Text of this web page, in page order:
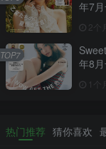
年7
2个
年8
1个
TOP7
热门推荐 猜你喜欢